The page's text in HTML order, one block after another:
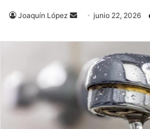
Joaquín López
Send
email
junio 22, 2026